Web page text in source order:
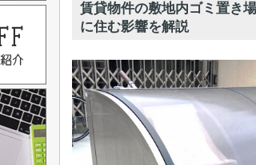
賃貸物件の敷地内ゴミ置き
に住む影響を解説